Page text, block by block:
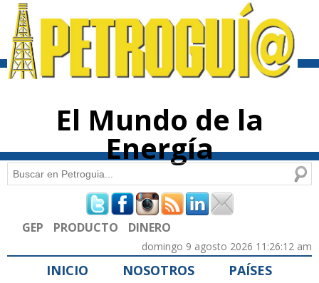
contenido
El Mundo de la
Energía
Formulario de búsqueda
Buscar
GEP PRODUCTO DINERO
domingo 9 agosto 2026 11:26:12 am
INICIO NOSOTROS
PAÍSES